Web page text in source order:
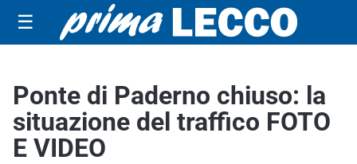
☰
Ponte di Paderno chiuso: la
situazione del traffico FOTO
E VIDEO